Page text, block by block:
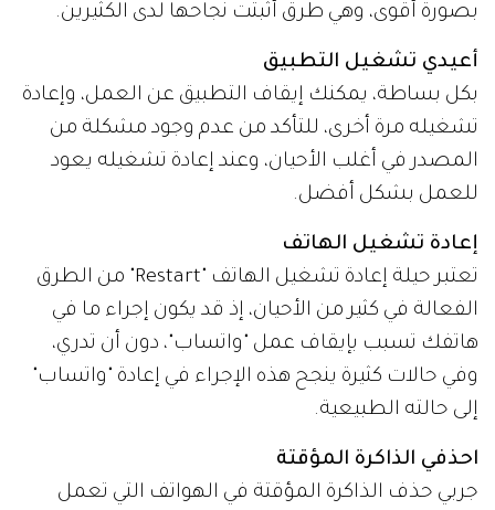
بصورة أقوى، وهي طرق أثبتت نجاحها لدى الكثيرين.
أعيدي تشغيل التطبيق
بكل بساطة، يمكنك إيقاف التطبيق عن العمل، وإعادة
تشغيله مرة أخرى، للتأكد من عدم وجود مشكلة من
المصدر في أغلب الأحيان، وعند إعادة تشغيله يعود
للعمل بشكل أفضل.
إعادة تشغيل الهاتف
تعتبر حيلة إعادة تشغيل الهاتف "Restart" من الطرق
الفعالة في كثير من الأحيان، إذ قد يكون إجراء ما في
هاتفك تسبب بإيقاف عمل "واتساب"، دون أن تدري،
وفي حالات كثيرة ينجح هذه الإجراء في إعادة "واتساب"
إلى حالته الطبيعية.
احذفي الذاكرة المؤقتة
جربي حذف الذاكرة المؤقتة في الهواتف التي تعمل